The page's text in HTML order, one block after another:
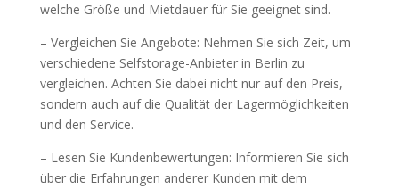
welche Größe und Mietdauer für Sie geeignet sind.
– Vergleichen Sie Angebote: Nehmen Sie sich Zeit, um
verschiedene Selfstorage-Anbieter in Berlin zu
vergleichen. Achten Sie dabei nicht nur auf den Preis,
sondern auch auf die Qualität der Lagermöglichkeiten
und den Service.
– Lesen Sie Kundenbewertungen: Informieren Sie sich
über die Erfahrungen anderer Kunden mit dem